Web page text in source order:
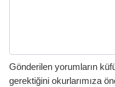
Gönderilen yorumların
gerektiğini okurlarımıza